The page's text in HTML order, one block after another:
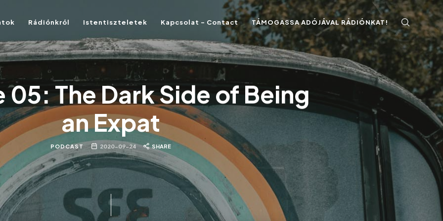
Rádiónkról Istentiszteletek Kapcsolat – Contact TÁMOGASSA ADÓJÁVAL RÁDIÓNKAT!
05: The Dark Side of Being
an Expat
PODCAST 2020-09-24 SHARE